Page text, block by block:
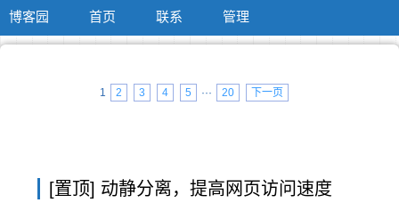
博客园 首页 联系 管理
1 2 3 4 5 ··· 20 下一页
[置顶] 动静分离，提高网页访问速度